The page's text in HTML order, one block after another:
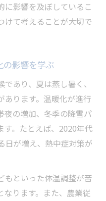
に影響を及ぼしているこ
けて考えることが大切で
の影響を学ぶ
あり、夏は蒸し暑く、
あります。温暖化が進行
夜の増加、冬季の降雪パ
す。たとえば、2020年代
日が増え、熱中症対策が
もといった体温調整が苦
なります。また、農業従